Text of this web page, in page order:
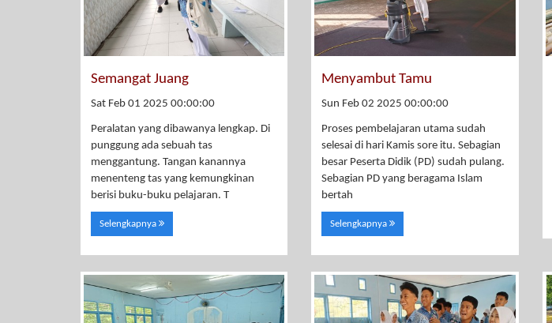
Semangat Juang
Sat Feb 01 2025 00:00:00
Peralatan yang dibawanya lengkap. Di
punggung ada sebuah tas
menggantung. Tangan kanannya
menenteng tas yang kemungkinan
berisi buku-buku pelajaran. T
Selengkapnya
Menyambut Tamu
Sun Feb 02 2025 00:00:00
Proses pembelajaran utama sudah
selesai di hari Kamis sore itu. Sebagian
besar Peserta Didik (PD) sudah pulang.
Sebagian PD yang beragama Islam
bertah
Selengkapnya